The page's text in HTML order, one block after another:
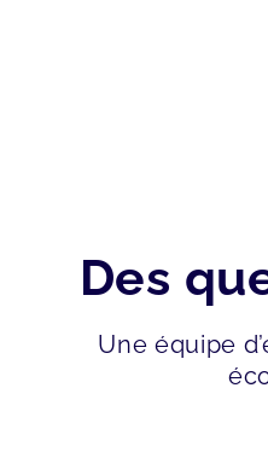
Des
Une équipe